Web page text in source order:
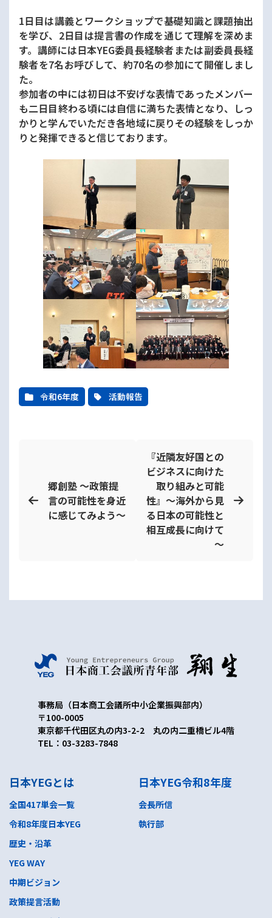
1日目は講義とワークショップで基礎知識と課題抽出
を学び、2日目は提言書の作成を通じて理解を深めま
す。講師には日本YEG委員長経験者または副委員長経
験者を7名お呼びして、約70名の参加にて開催しまし
た。
参加者の中には初日は不安げな表情であったメンバー
も二日目終わる頃には自信に満ちた表情となり、しっ
かりと学んでいただき各地域に戻りその経験をしっか
りと発揮できると信じております。
令和6年度 活動報告
郷創塾 ～政策提
言の可能性を身近
に感じてみよう～
『近隣友好国との
ビジネスに向けた
取り組みと可能
性』～海外から見
る日本の可能性と
相互成長に向けて
～
事務局（日本商工会議所中小企業振興部内）
〒100-0005
東京都千代田区丸の内3-2-2 丸の内二重橋ビル4階
TEL：03-3283-7848
日本YEGとは
全国417単会一覧
令和8年度日本YEG
歴史・沿革
YEG WAY
中期ビジョン
政策提言活動
日本YEG令和8年度
会長所信
執行部